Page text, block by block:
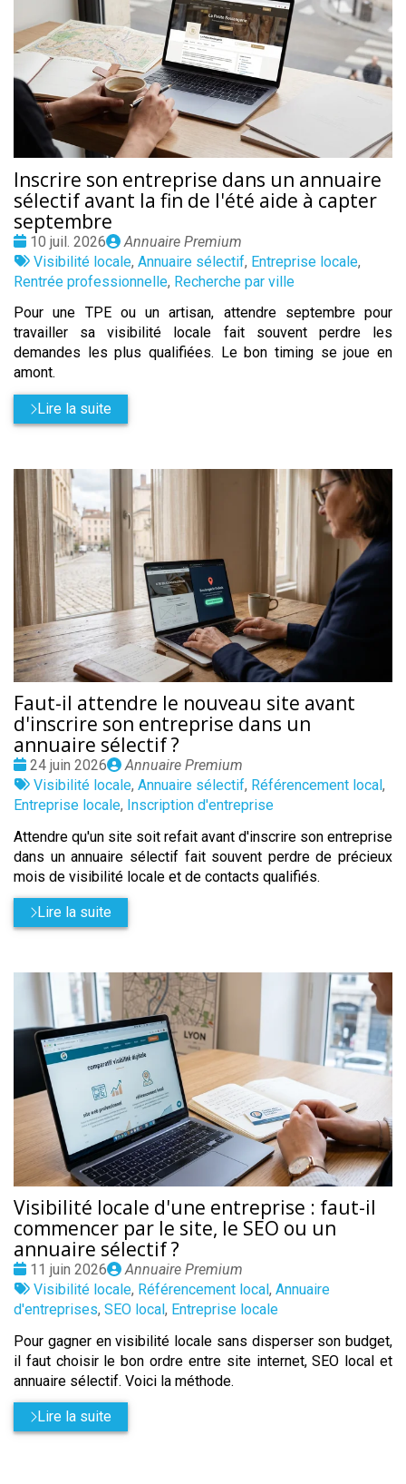
Inscrire son entreprise dans un annuaire
sélectif avant la fin de l'été aide à capter
septembre
Date
:
10 juil. 2026
Publié
par
Annuaire Premium
Tags
:
Visibilité locale, Annuaire sélectif, Entreprise locale,
Rentrée professionnelle, Recherche par ville
Pour une TPE ou un artisan, attendre septembre pour
travailler sa visibilité locale fait souvent perdre les
demandes les plus qualifiées. Le bon timing se joue en
amont.
Lire la suite
Faut-il attendre le nouveau site avant
d'inscrire son entreprise dans un
annuaire sélectif ?
Date
:
24 juin 2026
Publié
par
Annuaire Premium
Tags
:
Visibilité locale, Annuaire sélectif, Référencement local ,
Entreprise locale, Inscription d'entreprise
Attendre qu'un site soit refait avant d'inscrire son entreprise
dans un annuaire sélectif fait souvent perdre de précieux
mois de visibilité locale et de contacts qualifiés.
Lire la suite
Visibilité locale d'une entreprise : faut-il
commencer par le site, le SEO ou un
annuaire sélectif ?
Date
:
11 juin 2026
Publié
par
Annuaire Premium
Tags
:
Visibilité locale, Référencement local, Annuaire
d'entreprises, SEO local, Entreprise locale
Pour gagner en visibilité locale sans disperser son budget,
il faut choisir le bon ordre entre site internet, SEO local et
annuaire sélectif. Voici la méthode.
Lire la suite